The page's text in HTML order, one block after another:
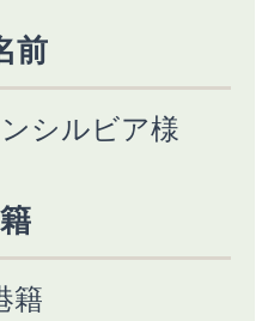
前
シルビア様
籍